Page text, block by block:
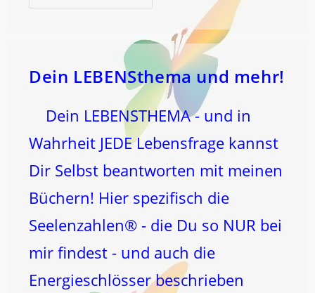
Ver-
Dein LEBENSthema und mehr!
Dein LEBENSTHEMA - und in
Wahrheit JEDE Lebensfrage kannst
Dir Selbst beantworten mit meinen
Büchern! Hier spezifisch die
Seelenzahlen® - die Du so NUR bei
mir findest - und auch die
Energieschlösser beschrieben